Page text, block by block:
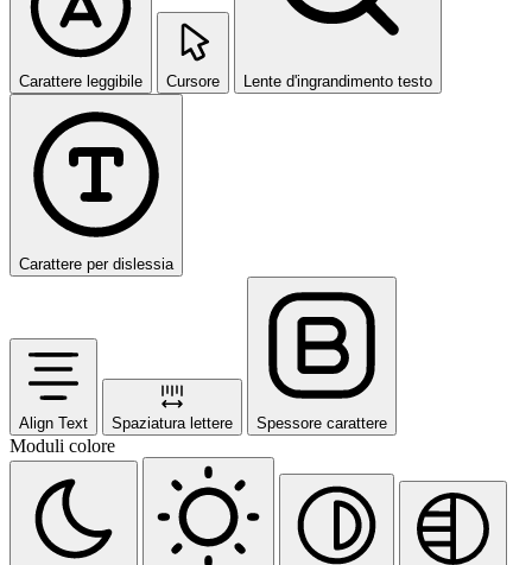
Carattere leggibile Cursore Lente d'ingrandimento testo
Carattere per dislessia
Align Text Spaziatura lettere Spessore carattere
Moduli colore